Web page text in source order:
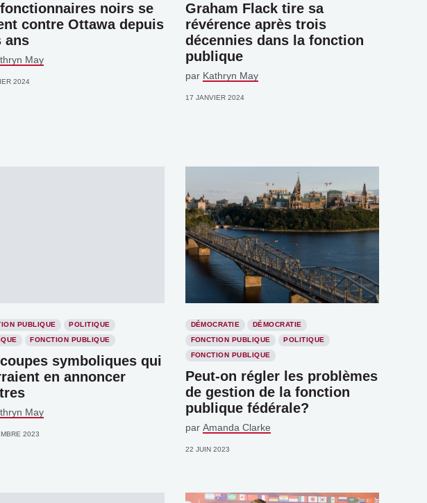
noirs se
contre Ottawa depuis
ans
May
2024
Graham Flack tire sa
révérence après trois
décennies dans la fonction
publique
par Kathryn May
17 JANVIER 2024
PUBLIQUE
POLITIQUE
FONCTION PUBLIQUE
symboliques qui
en annoncer
May
2023
DÉMOCRATIE
DÉMOCRATIE
FONCTION PUBLIQUE
POLITIQUE
FONCTION PUBLIQUE
Peut-on régler les problèmes
de gestion de la fonction
publique fédérale?
par Amanda Clarke
22 JUIN 2023